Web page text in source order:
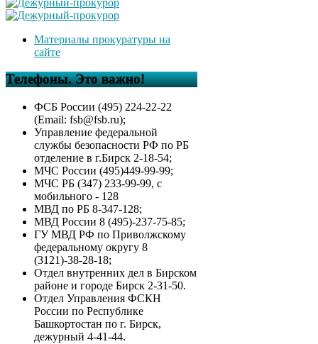
Материалы прокуратуры на
сайте
Телефоны. Это важно!
ФСБ России (495) 224-22-22
(Email: fsb@fsb.ru);
Управление федеральной
службы безопасности РФ по РБ
отделение в г.Бирск 2-18-54;
МЧС России (495)449-99-99;
МЧС РБ (347) 233-99-99, с
мобильного - 128
МВД по РБ 8-347-128;
МВД России 8 (495)-237-75-85;
ГУ МВД РФ по Приволжскому
федеральному округу 8
(3121)-38-28-18;
Отдел внутренних дел в Бирском
районе и городе Бирск 2-31-50.
Отдел Управления ФСКН
России по Республике
Башкортостан по г. Бирск,
дежурный 4-41-44.